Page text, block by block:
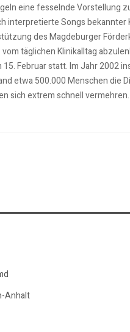
eine fesselnde Vorstellung
interpretierte Songs
des Magdeburger
täglichen Klinikalltag
Februar statt. Im Jahr 2002
etwa 500.000 Menschen die
sich extrem schnell
von Lehrkräften im
Anhalt